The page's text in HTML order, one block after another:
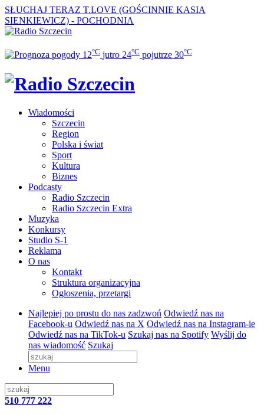
SŁUCHAJ TERAZ T.LOVE (GOŚCINNIE KASIA
SIENKIEWICZ) - POCHODNIA
12°C jutro 24°C pojutrze 30°C
Wiadomości
Szczecin
Region
Polska i świat
Sport
Kultura
Biznes
Podcasty
Radio Szczecin
Radio Szczecin Extra
Muzyka
Konkursy
Studio S-1
Reklama
O nas
Kontakt
Struktura organizacyjna
Ogłoszenia, przetargi
Najlepiej po prostu do nas zadzwoń Odwiedź nas na
Facebook-u Odwiedź nas na X Odwiedź nas na Instagram-ie
Odwiedź nas na TikTok-u Szukaj nas na Spotify Wyślij do
nas wiadomość Szukaj
Menu
510 777 222